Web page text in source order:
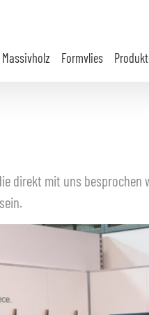
Massivholz Formvlies
direkt mit uns